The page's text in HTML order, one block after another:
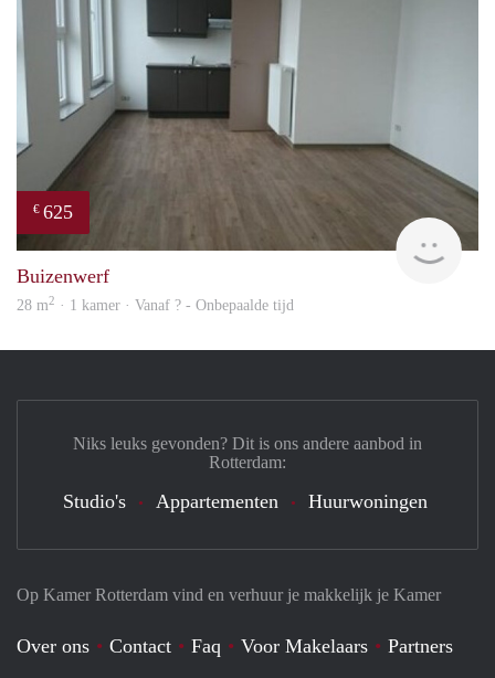
€ 625
Buizenwerf
28 m2 · 1 kamer · Vanaf ? - Onbepaalde tijd
Op Kamer Rotterdam vind en verhuur je makkelijk je Kamer
Over ons Contact Faq Voor Makelaars
Partners
Niks leuks gevonden? Dit is ons andere aanbod in
Rotterdam:
Studio's Appartementen Huurwoningen